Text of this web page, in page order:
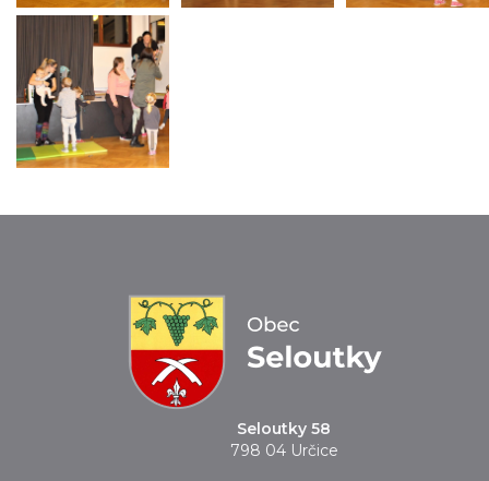
Seloutky 58
798 04 Určice